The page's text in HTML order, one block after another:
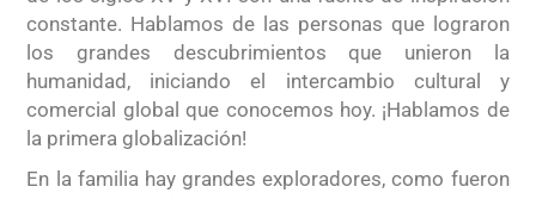
constante. Hablamos de las personas que lograron
los grandes descubrimientos que unieron la
humanidad, iniciando el intercambio cultural y
comercial global que conocemos hoy. ¡Hablamos de
la primera globalización!
En la familia hay grandes exploradores, como fueron